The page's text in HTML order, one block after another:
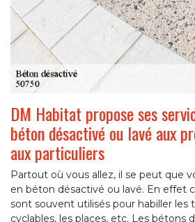
DM Habitat propose ses
béton désactivé ou lavé aux
aux particuliers
Partout où vous allez, il se peut que
en béton désactivé ou lavé. En effet
sont souvent utilisés pour habiller les
cyclables, les places, etc. Les bétons